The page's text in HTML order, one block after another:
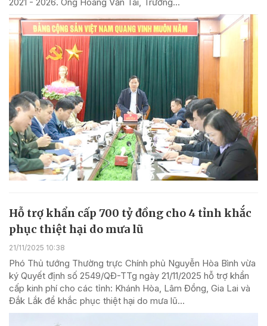
Hỗ trợ khẩn cấp 700 tỷ đồng cho 4 tỉnh khắc
phục thiệt hại do mưa lũ
21/11/2025 10:38
Phó Thủ tướng Thường trực Chính phủ Nguyễn Hòa Bình vừa
ký Quyết định số 2549/QĐ-TTg ngày 21/11/2025 hỗ trợ khẩn
cấp kinh phí cho các tỉnh: Khánh Hòa, Lâm Đồng, Gia Lai và
Đắk Lắk để khắc phục thiệt hại do mưa lũ...